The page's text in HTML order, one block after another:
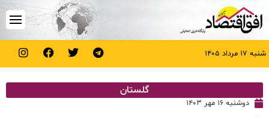
شنبه ۱۷ مرداد ۱۴۰۵
گلستان
دوشنبه ۱۶ مهر ۱۴۰۳